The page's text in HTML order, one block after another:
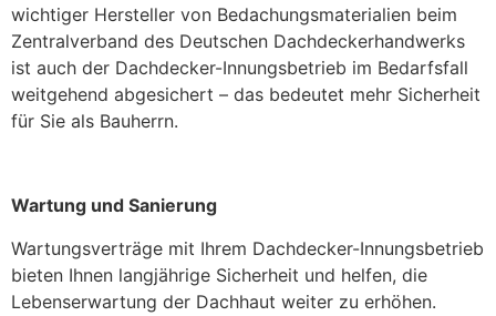
wichtiger Hersteller von Bedachungsmaterialien beim
Zentralverband des Deutschen Dachdeckerhandwerks
ist auch der Dachdecker-Innungsbetrieb im Bedarfsfall
weitgehend abgesichert – das bedeutet mehr Sicherheit
für Sie als Bauherrn.
Wartung und Sanierung
Wartungsverträge mit Ihrem Dachdecker-Innungsbetrieb
bieten Ihnen langjährige Sicherheit und helfen, die
Lebenserwartung der Dachhaut weiter zu erhöhen.